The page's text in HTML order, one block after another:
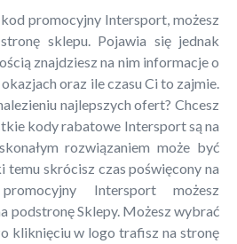
promocyjny Intersport, możesz
sklepu. Pojawia się jednak
znajdziesz na nim informacje o
oraz ile czasu Ci to zajmie.
najlepszych ofert? Chcesz
kody rabatowe Intersport są na
rozwiązaniem może być
temu skrócisz czas poświęcony na
Intersport możesz
podstronę Sklepy. Możesz wybrać
kliknięciu w logo trafisz na stronę